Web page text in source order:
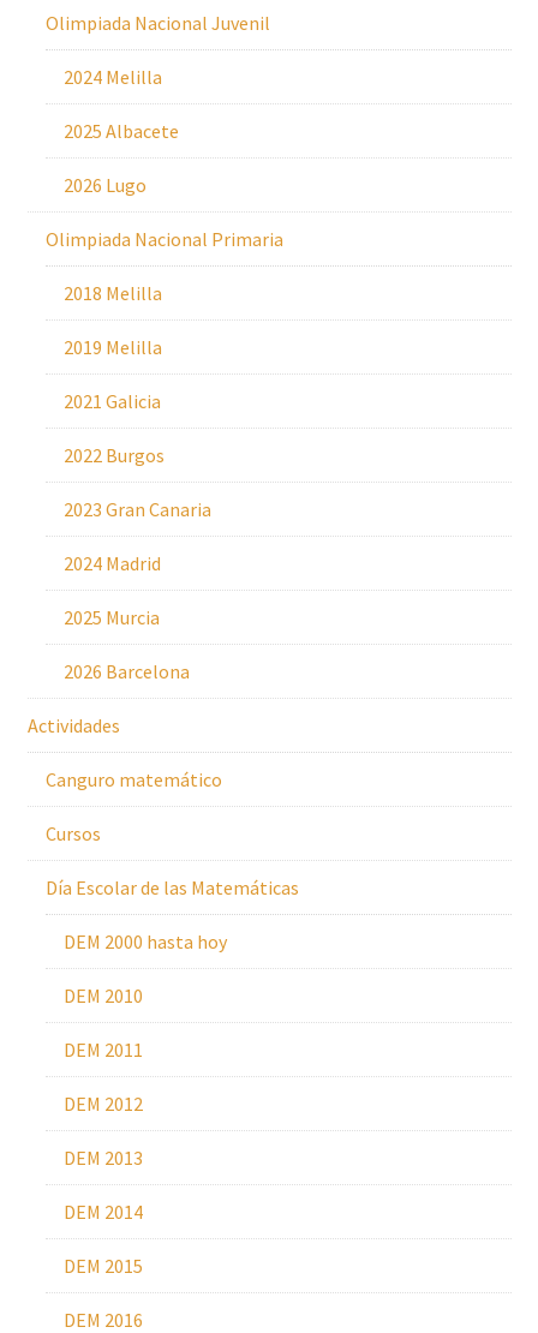
Olimpiada Nacional Juvenil
2024 Melilla
2025 Albacete
2026 Lugo
Olimpiada Nacional Primaria
2018 Melilla
2019 Melilla
2021 Galicia
2022 Burgos
2023 Gran Canaria
2024 Madrid
2025 Murcia
2026 Barcelona
Actividades
Canguro matemático
Cursos
Día Escolar de las Matemáticas
DEM 2000 hasta hoy
DEM 2010
DEM 2011
DEM 2012
DEM 2013
DEM 2014
DEM 2015
DEM 2016